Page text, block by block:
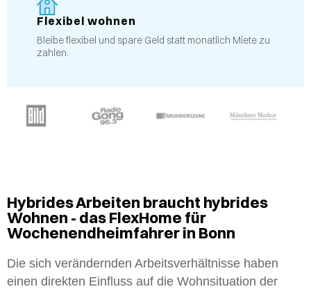
Flexibel wohnen
Bleibe flexibel und spare Geld statt monatlich Miete zu
zahlen.
Hybrides Arbeiten braucht hybrides
Wohnen - das FlexHome für
Wochenendheimfahrer in Bonn
Die sich verändernden Arbeitsverhältnisse haben
einen direkten Einfluss auf die Wohnsituation der